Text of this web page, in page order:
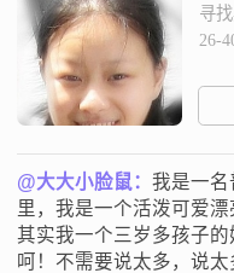
寻找
26-
@大大小脸鼠：我是一
里，我是一个活泼可爱
其实我一个三岁多孩子
呵！不需要说太多，说